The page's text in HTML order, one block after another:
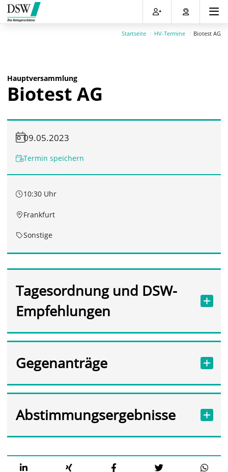
Direkt
zum
Inhalt
Direkt
zum
Hauptmenu
Direkt
zur
Suche
Direkt
zum
Footer
Startseite HV-Termine Biotest AG
Hauptversammlung
Biotest AG
09.05.2023
Termin speichern
10:30 Uhr
Frankfurt
Sonstige
Tagesordnung und DSW-
Empfehlungen
Gegenanträge
Abstimmungsergebnisse